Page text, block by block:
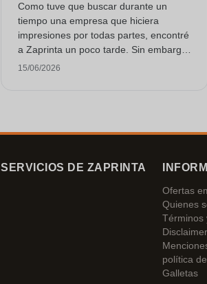
Como tuve que buscar durante un
tiempo una empresa que hiciera
impresiones por todas partes, encontré
a Zaprinta un poco tarde. Sin embargo,
lograron entregar 250 tazas de esmalte
15/06/2026
SERVICIOS DE ZAPRINTA
Ofertas
Quienes
Términos
política
Galletas